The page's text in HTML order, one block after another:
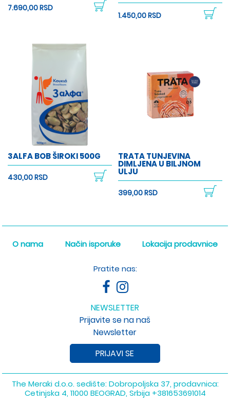
7.690,00 RSD
1.450,00 RSD
3ALFA BOB ŠIROKI 500G
430,00 RSD
TRATA TUNJEVINA
DIMLJENA U BILJNOM
ULJU
399,00 RSD
O nama Način isporuke Lokacija prodavnice
Pratite nas:
NEWSLETTER
Prijavite se na naš
Newsletter
PRIJAVI SE
The Meraki d.o.o. sedište: Dobropoljska 37, prodavnica:
Cetinjska 4, 11000 BEOGRAD, Srbija +381653691014